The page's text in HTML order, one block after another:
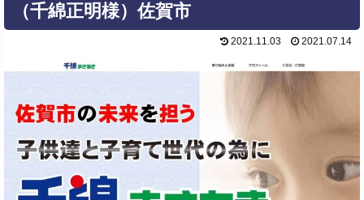
（千綿正明様）佐賀市
2021.11.03 2021.07.14